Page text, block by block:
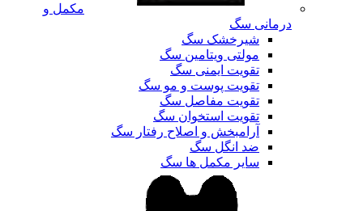
مکمل و
درمانی سگ
شیرخشک سگ
مولتی ویتامین سگ
تقویت ایمنی سگ
تقویت پوست و مو سگ
تقویت مفاصل سگ
تقویت استخوان سگ
آرامبخش و اصلاح رفتار سگ
ضد انگل سگ
سایر مکمل ها سگ